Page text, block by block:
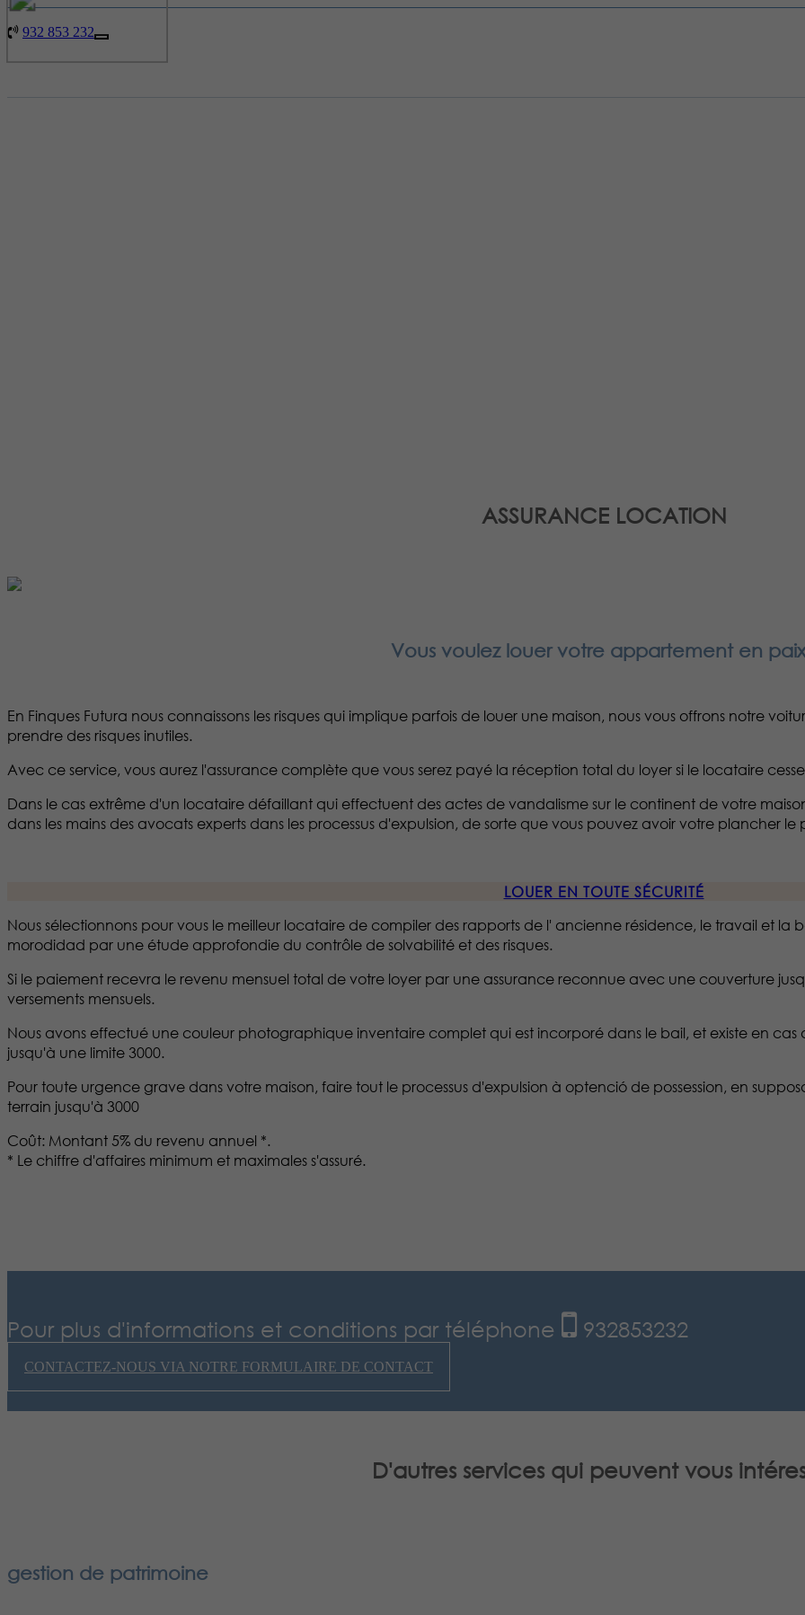
932 853 232
Toggle
ASSURANCE LOCATION
Vous voulez louer votre appartement en
En Finques Futura nous connaissons les risques qui implique parfois de louer une maison, nous vous offrons notre
prendre des risques inutiles.
Avec ce service, vous aurez l'assurance complète que vous serez payé la réception total du loyer si le locataire
Dans le cas extrême d'un locataire défaillant qui effectuent des actes de vandalisme sur le continent de votre
dans les mains des avocats experts dans les processus d'expulsion, de sorte que vous pouvez avoir votre plancher le
LOUER EN TOUTE SÉCURITÉ
Nous sélectionnons pour vous le meilleur locataire de compiler des rapports de l' ancienne résidence, le travail et la
morodidad par une étude approfondie du contrôle de solvabilité et des risques.
Si le paiement recevra le revenu mensuel total de votre loyer par une assurance reconnue avec une couverture
versements mensuels.
Nous avons effectué une couleur photographique inventaire complet qui est incorporé dans le bail, et existe en
jusqu'à une limite 3000.
Pour toute urgence grave dans votre maison, faire tout le processus d'expulsion à optenció de possession, en
terrain jusqu'à 3000
Coût: Montant 5% du revenu annuel *.
* Le chiffre d'affaires minimum et maximales s'assuré.
Pour plus d'informations et conditions par téléphone 932853232
CONTACTEZ-NOUS VIA NOTRE FORMULAIRE DE CONTACT
D'autres services qui peuvent vous
gestion de patrimoine